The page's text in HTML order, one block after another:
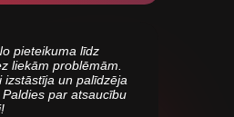
pieteikuma līdz
liekām problēmām.
izstāstīja un palīdzēja
par atsaucību